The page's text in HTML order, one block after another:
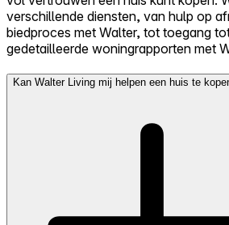
verschillende diensten, van hulp op
biedproces met Walter, tot toegang
gedetailleerde woningrapporten met
Kan Walter Living mij helpen een huis te